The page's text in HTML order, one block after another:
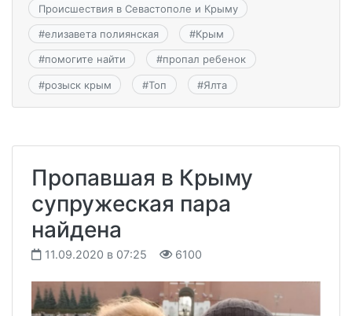
Происшествия в Севастополе и Крыму
#елизавета полиянская #Крым
#помогите найти #пропал ребенок
#розыск крым #Топ #Ялта
Пропавшая в Крыму
супружеская пара
найдена
11.09.2020 в 07:25 6100